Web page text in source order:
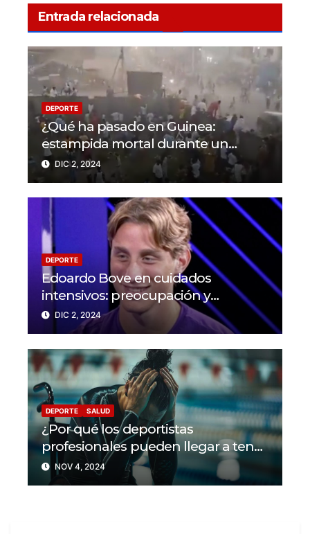
Entrada relacionada
DEPORTE
¿Qué ha pasado en Guinea:
estampida mortal durante un
partido en N’Zérékoré
DIC 2, 2024
DEPORTE
Edoardo Bove en cuidados
intensivos: preocupación y
solidaridad en el mundo del fútbol
DIC 2, 2024
DEPORTE SALUD
¿Por qué los deportistas
profesionales pueden llegar a tener
problemas con su salud mental?
NOV 4, 2024